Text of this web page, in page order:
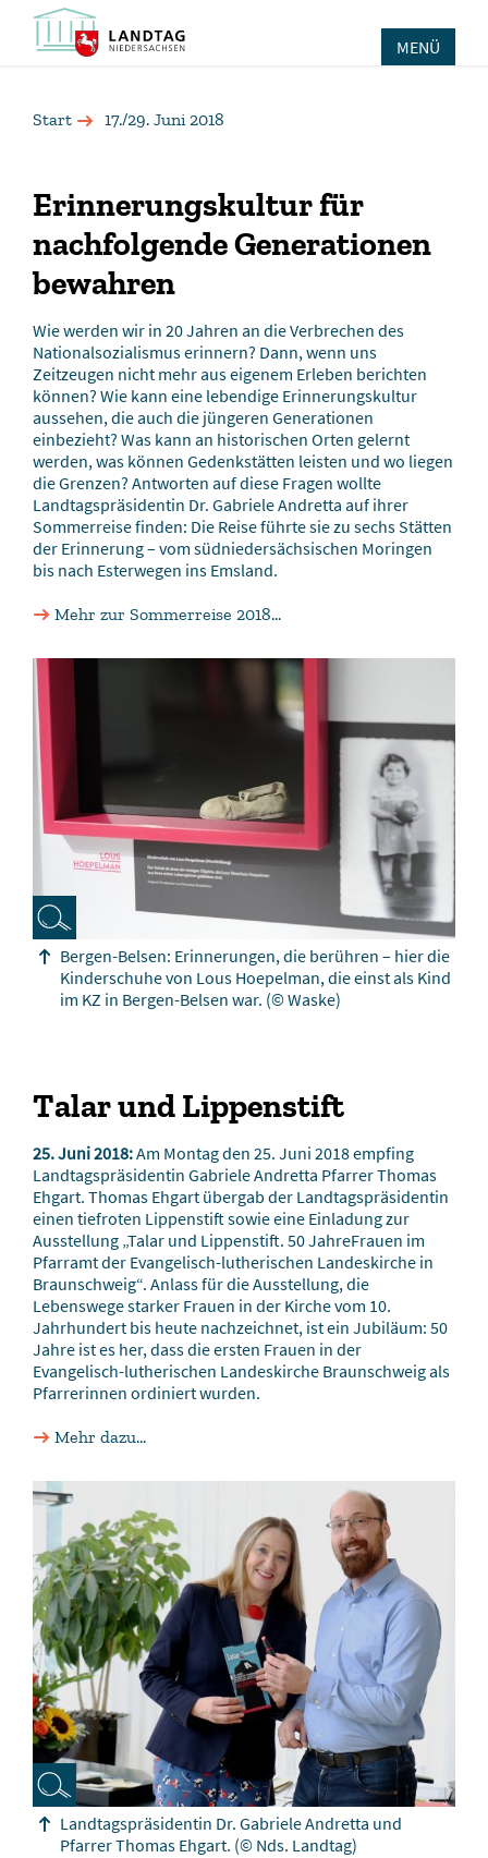
MENÜ
Start 17./29. Juni 2018
Erinnerungskultur für
nachfolgende Generationen
bewahren
Wie werden wir in 20 Jahren an die Verbrechen des
Nationalsozialismus erinnern? Dann, wenn uns
Zeitzeugen nicht mehr aus eigenem Erleben berichten
können? Wie kann eine lebendige Erinnerungskultur
aussehen, die auch die jüngeren Generationen
einbezieht? Was kann an historischen Orten gelernt
werden, was können Gedenkstätten leisten und wo liegen
die Grenzen? Antworten auf diese Fragen wollte
Landtagspräsidentin Dr. Gabriele Andretta auf ihrer
Sommerreise finden: Die Reise führte sie zu sechs Stätten
der Erinnerung – vom südniedersächsischen Moringen
bis nach Esterwegen ins Emsland.
Mehr zur Sommerreise 2018...
Bergen-Belsen: Erinnerungen, die berühren – hier die
Kinderschuhe von Lous Hoepelman, die einst als Kind
im KZ in Bergen-Belsen war. (© Waske)
Talar und Lippenstift
25. Juni 2018:Am Montag den 25. Juni 2018 empfing
Landtagspräsidentin Gabriele Andretta Pfarrer Thomas
Ehgart. Thomas Ehgart übergab der Landtagspräsidentin
einen tiefroten Lippenstift sowie eine Einladung zur
Ausstellung „Talar und Lippenstift. 50 JahreFrauen im
Pfarramt der Evangelisch-lutherischen Landeskirche in
Braunschweig“. Anlass für die Ausstellung, die
Lebenswege starker Frauen in der Kirche vom 10.
Jahrhundert bis heute nachzeichnet, ist ein Jubiläum: 50
Jahre ist es her, dass die ersten Frauen in der
Evangelisch-lutherischen Landeskirche Braunschweig als
Pfarrerinnen ordiniert wurden.
Mehr dazu...
Landtagspräsidentin Dr. Gabriele Andretta und
Pfarrer Thomas Ehgart. (© Nds. Landtag)